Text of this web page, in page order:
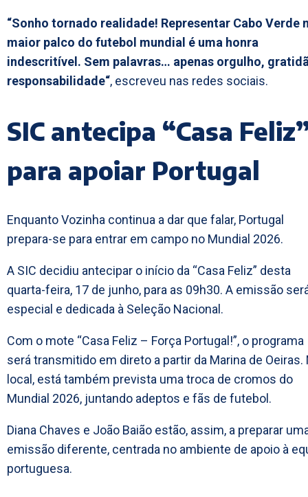
“Sonho tornado realidade! Representar Cabo Verde
maior palco do futebol mundial é uma honra
indescritível. Sem palavras… apenas orgulho,
responsabilidade“, escreveu nas redes sociais.
SIC antecipa “Casa
para apoiar Portugal
Enquanto Vozinha continua a dar que falar, Portugal
prepara-se para entrar em campo no Mundial 2026.
A SIC decidiu antecipar o início da “Casa Feliz” desta
quarta-feira, 17 de junho, para as 09h30. A emissão
especial e dedicada à Seleção Nacional.
Com o mote “Casa Feliz – Força Portugal!”, o programa
será transmitido em direto a partir da Marina de Oeiras.
local, está também prevista uma troca de cromos do
Mundial 2026, juntando adeptos e fãs de futebol.
Diana Chaves e João Baião estão, assim, a preparar
emissão diferente, centrada no ambiente de apoio à
portuguesa.